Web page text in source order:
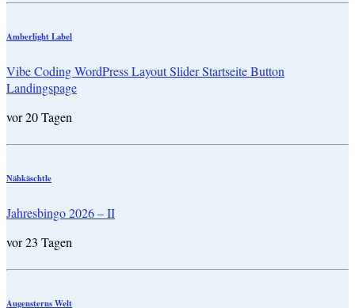
Amberlight Label
Vibe Coding WordPress Layout Slider Startseite Button
Landingspage
vor 20 Tagen
Nähkäschtle
Jahresbingo 2026 – II
vor 23 Tagen
Augensterns Welt